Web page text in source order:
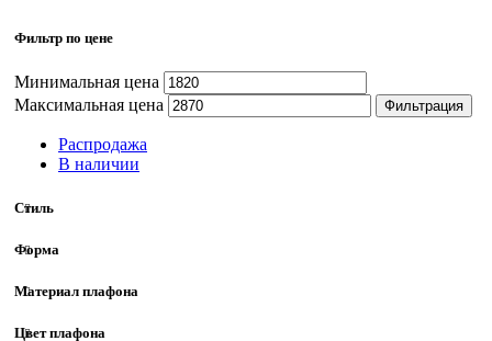
Фильтр по цене
Минимальная цена
Максимальная цена
Фильтрация
Распродажа
В наличии
Стиль
Форма
Материал плафона
Цвет плафона